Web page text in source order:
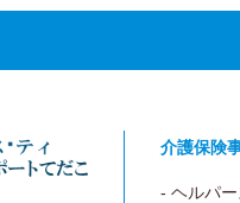
介護保険
- ヘルパ